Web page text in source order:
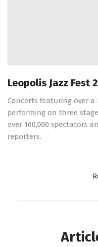
Leopolis Jazz Fest
Concerts featuring over
performing on three
over 100,000 spectators
reporters.